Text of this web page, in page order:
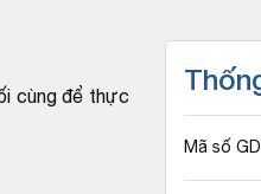
cùng để thực
Mã số